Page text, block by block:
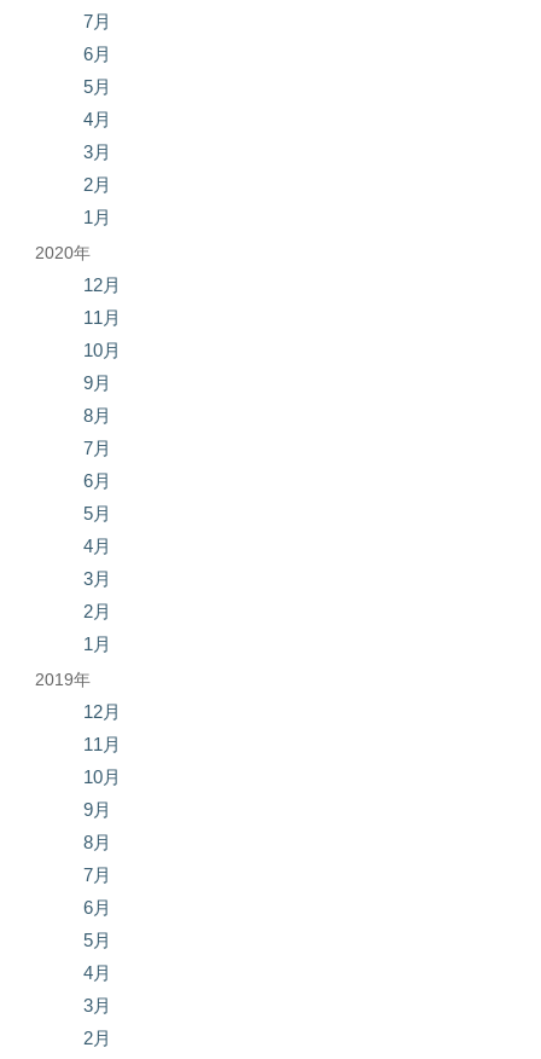
7月
6月
5月
4月
3月
2月
1月
2020年
12月
11月
10月
9月
8月
7月
6月
5月
4月
3月
2月
1月
2019年
12月
11月
10月
9月
8月
7月
6月
5月
4月
3月
2月